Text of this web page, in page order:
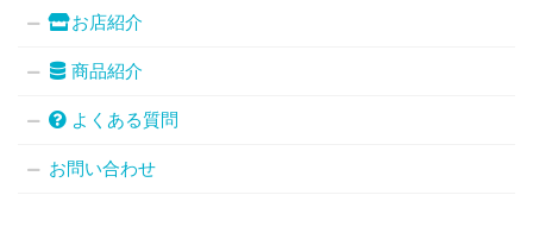
お店紹介
商品紹介
よくある質問
お問い合わせ